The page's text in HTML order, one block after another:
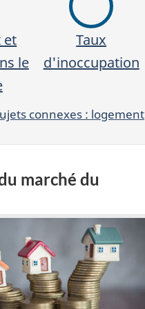
et
le
Taux
d'inoccupation
connexes : logement
marché du